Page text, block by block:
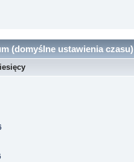
(domyślne ustawienia czasu)